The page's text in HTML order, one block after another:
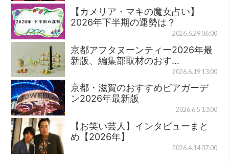
【カメリア・マキの魔女占い】
2026年下半期の運勢は？
2026.6.29 06:00
京都アフタヌーンティー2026年最
新版、編集部取材のおす…
2026.6.19 13:00
京都・滋賀のおすすめビアガーデ
ン2026年最新版
2026.6.5 13:00
【お笑い芸人】インタビューまと
め【2026年】
2026.4.14 07:00